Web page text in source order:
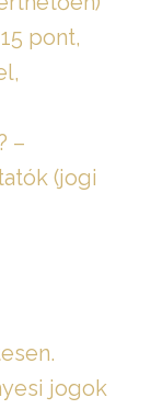
pont,
–
(jogi
jogok